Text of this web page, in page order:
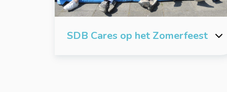
SDB Cares op het Zomerfeest